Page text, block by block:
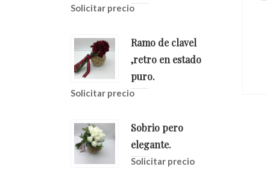
Solicitar precio
Ramo de clavel
,retro en estado
puro.
Solicitar precio
Sobrio pero
elegante.
Solicitar precio
Solicitar precio